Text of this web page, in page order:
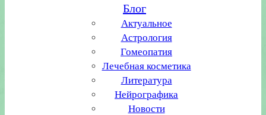
Блог
Актуальное
Астрология
Гомеопатия
Лечебная косметика
Литература
Нейрографика
Новости